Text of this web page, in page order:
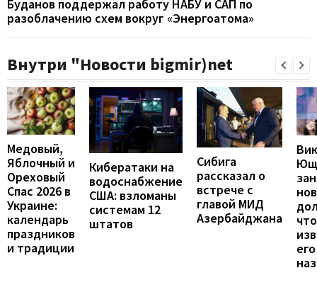
Буданов поддержал работу НАБУ и САП по
разоблачению схем вокруг «Энергоатома»
Внутри "Новости bigmir)net
Медовый,
Яблочный и
Ореховый
Спас 2026 в
Украине:
календарь
праздников
и традиции
Кибератаки на
водоснабжение
США: взломаны
системам 12
штатов
Сибига
рассказал о
встрече с
главой МИД
Азербайджана
что
его